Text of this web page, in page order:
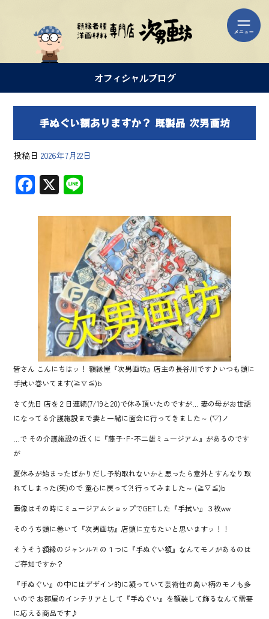
オフィシャルブログ
手ぬぐい額ありますか？ 既製品 次男画坊
投稿日 2026年7月22日
F
e
ok
X
皆さん こんにちはッ！ 額縁屋『次男画坊』店主の長谷川です♪いつも頭に
手拭い巻いてます(≧∇≦)b
さて先日 店を２日連続(7/19と20)で休み頂いたのですが… 妻の母がお世話
になってる介護施設まで妻と一緒に面会に行ってきました～ (´▽`)ノ
…で その介護施設の近くに『藤子･F･不二雄ミュージアム』があるのです
が
夏休みが始まったばかりだし予約取れないかと思ったら意外とすんなり取
れてしまった(笑)ので 童心に戻って?! 行ってみました～ (≧∇≦)b
画像はその時にミュージアムショップでGETした『手拭い』３枚ww
そのうち頭に巻いて『次男画坊』店頭に立ちたいと思いますッ！！
そうそう額縁のジャンル?! の１つに『手ぬぐい額』なんてモノがあるのは
ご存知ですか？
『手ぬぐい』の中にはデザイン的に凝っていて芸術性の高い柄のモノも多
いので お部屋のインテリアとして『手ぬぐい』を額装して飾るなんて需要
に応える商品です♪